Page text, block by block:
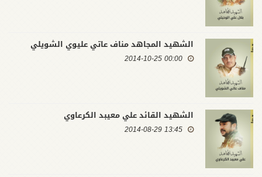
الشهيد المجاهد مناف عاتي عليوي الشويلي
00:00 2014-10-25
الشهيد القائد علي معيبد الكرعاوي
13:45 2014-08-29